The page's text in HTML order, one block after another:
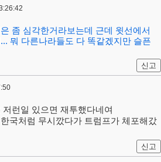
좀 심각한거라보는데 근데 윗선에서
뭐 다른나라들도 다 똑같겠지만 슬픈
신고
저런일 있으면 재투했다네여
국처럼 무시깠다가 트럼프가 체포해갔
신고